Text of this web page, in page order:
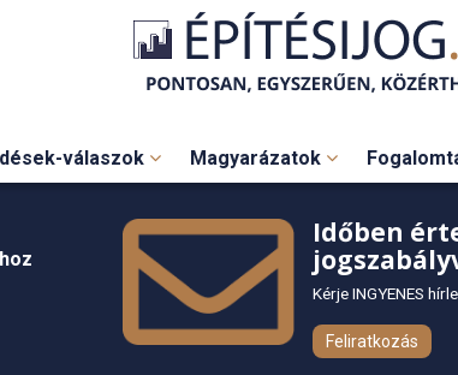
válaszok Magyarázatok
Időben
Kérje INGYENES
Feliratkozás